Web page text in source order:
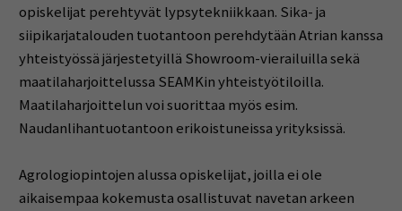
opiskelijat perehtyvät lypsytekniikkaan. Sika- ja
siipikarjatalouden tuotantoon perehdytään Atrian kanssa
yhteistyössä järjestetyillä Showroom-vierailuilla sekä
maatilaharjoittelussa SEAMKin yhteistyötiloilla.
Maatilaharjoittelun voi suorittaa myös esim.
Naudanlihantuotantoon erikoistuneissa yrityksissä.
Agrologiopintojen alussa opiskelijat, joilla ei ole
aikaisempaa kokemusta osallistuvat navetan arkeen